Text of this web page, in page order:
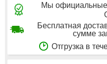
Мы официальные
Бесплатная
сумме
Отгрузка в